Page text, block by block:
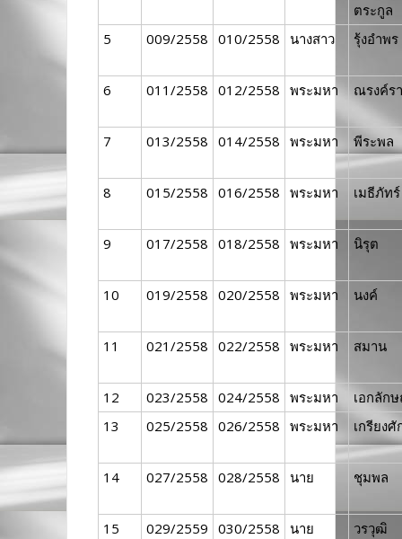
ตระกูล
5
009/2558 010/2558 นางสาว รุ้งอำพร
6 011/2558 012/2558 พระมหา ณรงค์ร
7 013/2558 014/2558 พระมหา พีระพล
8 015/2558 016/2558 พระมหา เมธีภัทร์
9 017/2558 018/2558 พระมหา นิรุต
10 019/2558 020/2558 พระมหา นงค์
11 021/2558 022/2558 พระมหา สมาน
12 023/2558 024/2558 พระมหา
เอกลัก
13
025/2558 026/2558 พระมหา เกรียงศั
14 027/2558 028/2558 นาย ชุมพล
15 029/2559 030/2558 นาย วรวุฒิ